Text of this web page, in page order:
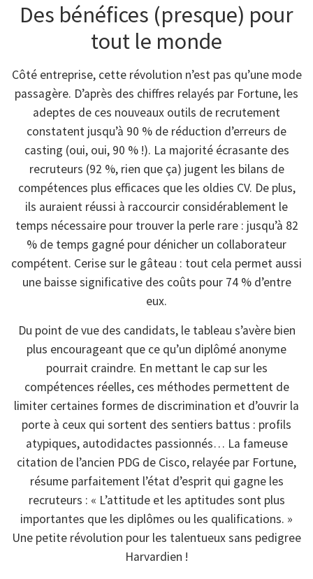
Des bénéfices (presque) pour
tout le monde
Côté entreprise, cette révolution n’est pas qu’une mode
passagère. D’après des chiffres relayés par Fortune, les
adeptes de ces nouveaux outils de recrutement
constatent jusqu’à 90 % de réduction d’erreurs de
casting (oui, oui, 90 % !). La majorité écrasante des
recruteurs (92 %, rien que ça) jugent les bilans de
compétences plus efficaces que les oldies CV. De plus,
ils auraient réussi à raccourcir considérablement le
temps nécessaire pour trouver la perle rare : jusqu’à 82
% de temps gagné pour dénicher un collaborateur
compétent. Cerise sur le gâteau : tout cela permet aussi
une baisse significative des coûts pour 74 % d’entre
eux.
Du point de vue des candidats, le tableau s’avère bien
plus encourageant que ce qu’un diplômé anonyme
pourrait craindre. En mettant le cap sur les
compétences réelles, ces méthodes permettent de
limiter certaines formes de discrimination et d’ouvrir la
porte à ceux qui sortent des sentiers battus : profils
atypiques, autodidactes passionnés… La fameuse
citation de l’ancien PDG de Cisco, relayée par Fortune,
résume parfaitement l’état d’esprit qui gagne les
recruteurs : « L’attitude et les aptitudes sont plus
importantes que les diplômes ou les qualifications. »
Une petite révolution pour les talentueux sans pedigree
Harvardien !